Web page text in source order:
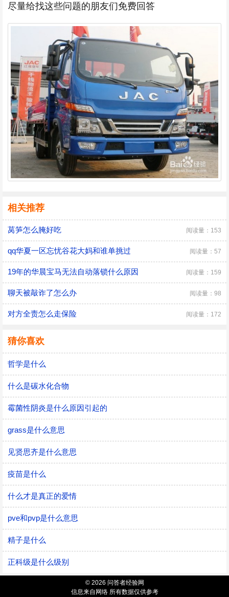
尽量给找这些问题的朋友们免费回答
相关推荐
莴笋怎么腌好吃 阅读量：153
qq华夏一区忘忧谷花大妈和谁单挑过 阅读量：57
19年的华晨宝马无法自动落锁什么原因 阅读量：159
聊天被敲诈了怎么办 阅读量：98
对方全责怎么走保险 阅读量：172
猜你喜欢
哲学是什么
什么是碳水化合物
霉菌性阴炎是什么原因引起的
grass是什么意思
见贤思齐是什么意思
疫苗是什么
什么才是真正的爱情
pve和pvp是什么意思
精子是什么
正科级是什么级别
© 2026 问答者经验网
信息来自网络 所有数据仅供参考